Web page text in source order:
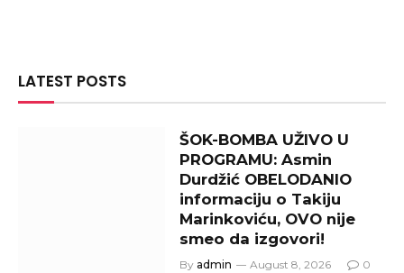
LATEST POSTS
ŠOK-BOMBA UŽIVO U
PROGRAMU: Asmin
Durdžić OBELODANIO
informaciju o Takiju
Marinkoviću, OVO nije
smeo da izgovori!
By admin August 8, 2026 0